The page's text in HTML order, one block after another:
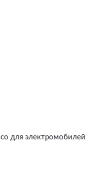
для электромобилей